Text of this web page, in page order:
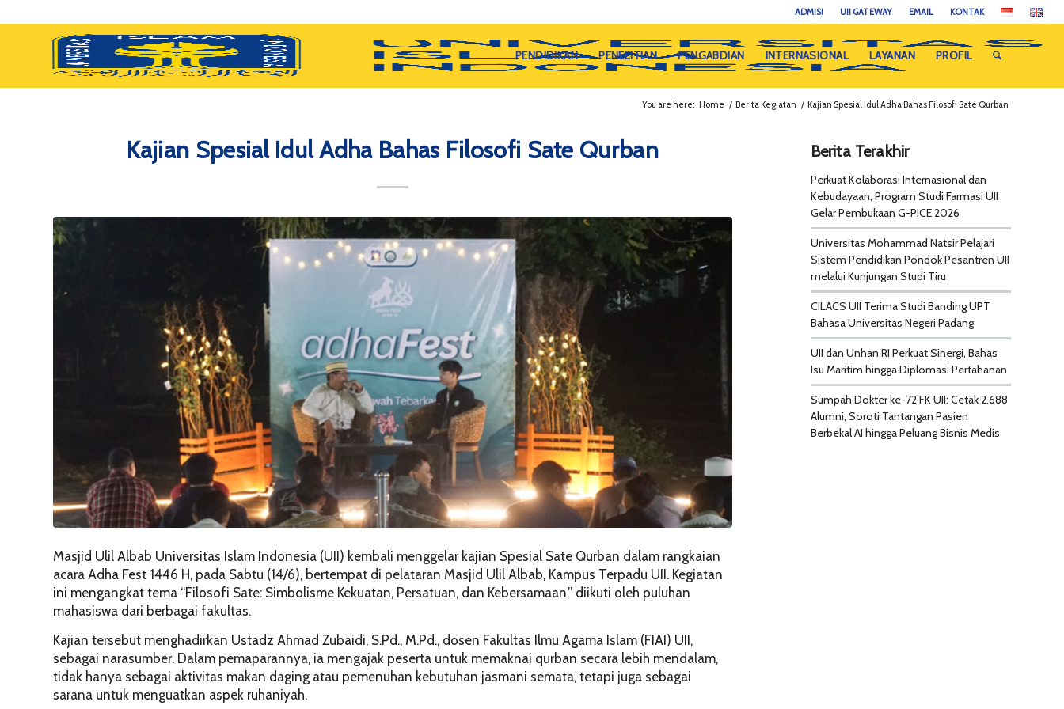
ADMISI UII GATEWAY EMAIL KONTAK
PENDIDIKAN PENELITIAN PENGABDIAN INTERNASIONAL LAYANAN PROFIL
You are here: Home / Berita Kegiatan / Kajian Spesial Idul Adha Bahas Filosofi Sate Qurban
Kajian Spesial Idul Adha Bahas Filosofi Sate Qurban
Masjid Ulil Albab Universitas Islam Indonesia (UII) kembali menggelar kajian Spesial Sate Qurban dalam rangkaian
acara Adha Fest 1446 H, pada Sabtu (14/6), bertempat di pelataran Masjid Ulil Albab, Kampus Terpadu UII. Kegiatan
ini mengangkat tema “Filosofi Sate: Simbolisme Kekuatan, Persatuan, dan Kebersamaan,” diikuti oleh puluhan
mahasiswa dari berbagai fakultas.
Kajian tersebut menghadirkan Ustadz Ahmad Zubaidi, S.Pd., M.Pd., dosen Fakultas Ilmu Agama Islam (FIAI) UII,
sebagai narasumber. Dalam pemaparannya, ia mengajak peserta untuk memaknai qurban secara lebih mendalam,
tidak hanya sebagai aktivitas makan daging atau pemenuhan kebutuhan jasmani semata, tetapi juga sebagai
sarana untuk menguatkan aspek ruhaniyah.
Berita Terakhir
Perkuat Kolaborasi Internasional dan
Kebudayaan, Program Studi Farmasi UII
Gelar Pembukaan G-PICE 2026
Universitas Mohammad Natsir Pelajari
Sistem Pendidikan Pondok Pesantren UII
melalui Kunjungan Studi Tiru
CILACS UII Terima Studi Banding UPT
Bahasa Universitas Negeri Padang
UII dan Unhan RI Perkuat Sinergi, Bahas
Isu Maritim hingga Diplomasi Pertahanan
Sumpah Dokter ke-72 FK UII: Cetak 2.688
Alumni, Soroti Tantangan Pasien
Berbekal AI hingga Peluang Bisnis Medis